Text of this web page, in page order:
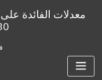
معدلات الفائدة
30 سنة البنك